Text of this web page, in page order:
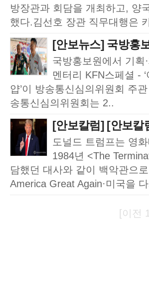
방장관과 회담을 개최하고, 양
했다.김선호 장관 직무대행은
[안보뉴스] 국방홍
국방홍보원에서 기획
멘터리 KFN스페셜 -
얍’이 방송통신심의위원회 주
송통신심의위원회는 2..
[안보칼럼] [안보칼
도널드 트럼프는 영
1984년 <The
담했던 대사와 같이 백악관으
America Great Again·미국을
[이전